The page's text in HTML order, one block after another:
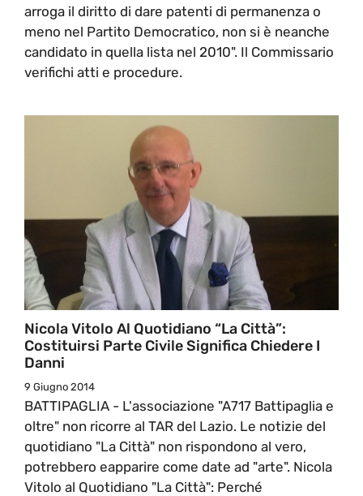
arroga il diritto di dare patenti di permanenza o
meno nel Partito Democratico, non si è neanche
candidato in quella lista nel 2010". Il Commissario
verifichi atti e procedure.
Nicola Vitolo Al Quotidiano “La Città”:
Costituirsi Parte Civile Significa Chiedere I
Danni
9 Giugno 2014
BATTIPAGLIA - L'associazione "A717 Battipaglia e
oltre" non ricorre al TAR del Lazio. Le notizie del
quotidiano "La Città" non rispondono al vero,
potrebbero eapparire come date ad "arte". Nicola
Vitolo al Quotidiano "La Città": Perché